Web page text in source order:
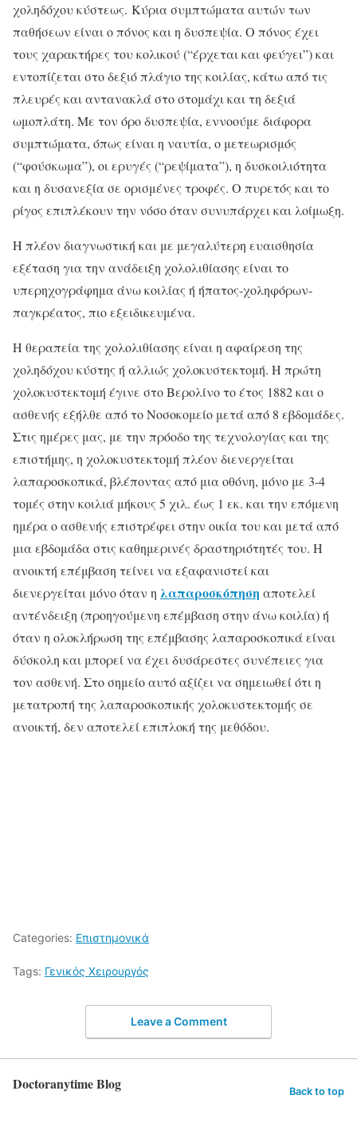
χοληδόχου κύστεως. Κύρια συμπτώματα αυτών των
παθήσεων είναι ο πόνος και η δυσπεψία. Ο πόνος έχει
τους χαρακτήρες του κολικού (“έρχεται και φεύγει”) και
εντοπίζεται στο δεξιό πλάγιο της κοιλίας, κάτω από τις
πλευρές και αντανακλά στο στομάχι και τη δεξιά
ωμοπλάτη. Με τον όρο δυσπεψία, εννοούμε διάφορα
συμπτώματα, όπως είναι η ναυτία, ο μετεωρισμός
(“φούσκωμα”), οι ερυγές (“ρεψίματα”), η δυσκοιλιότητα
και η δυσανεξία σε ορισμένες τροφές. Ο πυρετός και το
ρίγος επιπλέκουν την νόσο όταν συνυπάρχει και λοίμωξη.
Η πλέον διαγνωστική και με μεγαλύτερη ευαισθησία
εξέταση για την ανάδειξη χολολιθίασης είναι το
υπερηχογράφημα άνω κοιλίας ή ήπατος-χοληφόρων-
παγκρέατος, πιο εξειδικευμένα.
Η θεραπεία της χολολιθίασης είναι η αφαίρεση της
χοληδόχου κύστης ή αλλιώς χολοκυστεκτομή. Η πρώτη
χολοκυστεκτομή έγινε στο Βερολίνο το έτος 1882 και ο
ασθενής εξήλθε από το Νοσοκομείο μετά από 8 εβδομάδες.
Στις ημέρες μας, με την πρόοδο της τεχνολογίας και της
επιστήμης, η χολοκυστεκτομή πλέον διενεργείται
λαπαροσκοπικά, βλέποντας από μια οθόνη, μόνο με 3-4
τομές στην κοιλιά μήκους 5 χιλ. έως 1 εκ. και την επόμενη
ημέρα ο ασθενής επιστρέφει στην οικία του και μετά από
μια εβδομάδα στις καθημερινές δραστηριότητές του. Η
ανοικτή επέμβαση τείνει να εξαφανιστεί και
διενεργείται μόνο όταν η λαπαροσκόπηση αποτελεί
αντένδειξη (προηγούμενη επέμβαση στην άνω κοιλία) ή
όταν η ολοκλήρωση της επέμβασης λαπαροσκοπικά είναι
δύσκολη και μπορεί να έχει δυσάρεστες συνέπειες για
τον ασθενή. Στο σημείο αυτό αξίζει να σημειωθεί ότι η
μετατροπή της λαπαροσκοπικής χολοκυστεκτομής σε
ανοικτή, δεν αποτελεί επιπλοκή της μεθόδου.
Categories: Επιστημονικά
Tags: Γενικός Χειρουργός
Leave a Comment
Doctoranytime Blog Back to top